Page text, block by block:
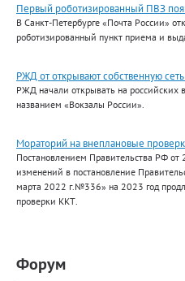
Первый роботизированный ПВЗ
В Санкт-Петербурге «Почта России»
роботизированный пункт приема и
РЖД от открывают собственную
РЖД начали открывать на российских
названием «Вокзалы России».
Мораторий на внеплановые
Постановлением Правительства РФ
изменений в постановление
марта 2022 г.№336» на 2023 год
проверки ККТ.
Форум